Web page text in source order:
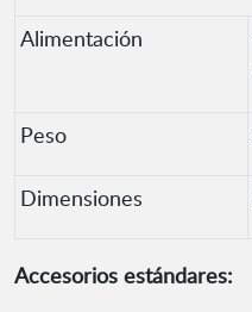
Alimentación
Peso
Dimensiones
Accesorios estándares: